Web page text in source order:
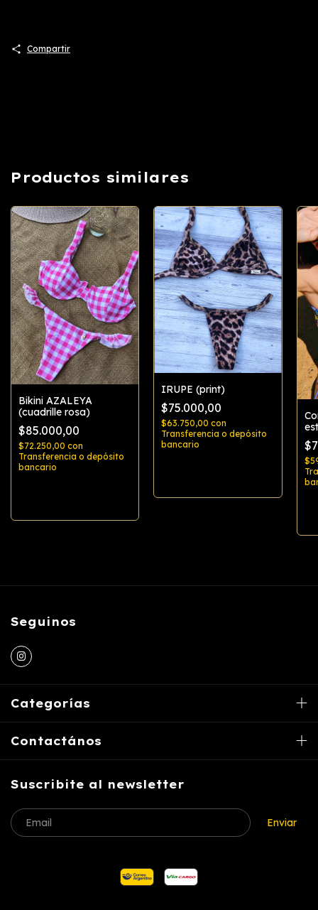
Compartir
Productos similares
Bikini AZALEYA
(cuadrille rosa)
$85.000,00
$72.250,00 con
Transferencia o depósito
bancario
IRUPE (print)
$75.000,00
$63.750,00con
Transferencia o depósito
bancario
Seguinos
Categorías
Contactános
Suscribite al newsletter